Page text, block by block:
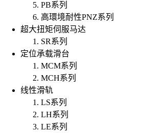
PB系列
高環境耐性PNZ系列
超大扭矩伺服马达
SR系列
定位承载滑台
MCM系列
MCH系列
线性滑轨
LS系列
LH系列
LE系列